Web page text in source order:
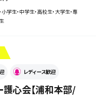
小学生・中学生・高校生・大学生・専
レディース歓迎
護心会【浦和本部/